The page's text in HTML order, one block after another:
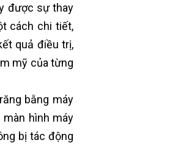
được sự thay
cách chi tiết,
quả điều trị,
mỹ của từng
bằng máy
hình máy
bị tác động